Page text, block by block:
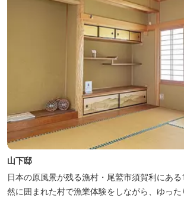
山下邸
日本の原風景が残る漁村・尾鷲市須賀利にあ
然に囲まれた村で漁業体験をしながら、ゆっ